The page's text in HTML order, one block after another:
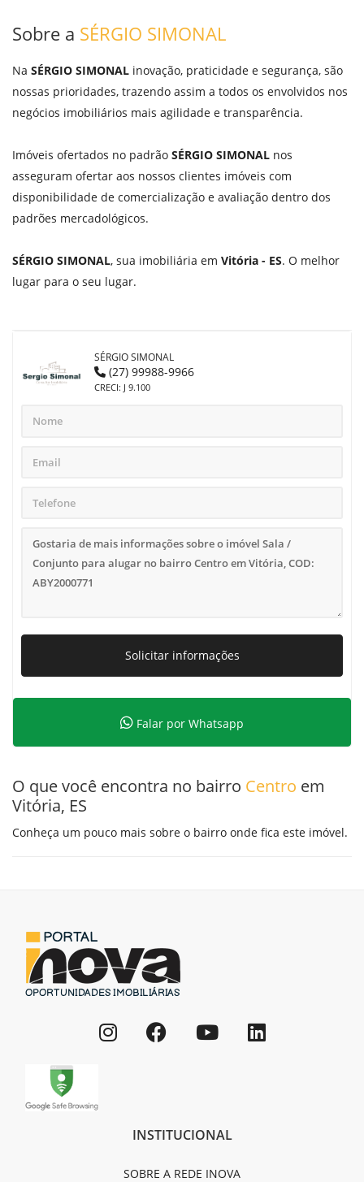
Sobre a SÉRGIO SIMONAL
Na SÉRGIO SIMONAL inovação, praticidade e segurança, são
nossas prioridades, trazendo assim a todos os envolvidos nos
negócios imobiliários mais agilidade e transparência.
Imóveis ofertados no padrão SÉRGIO SIMONAL nos
asseguram ofertar aos nossos clientes imóveis com
disponibilidade de comercialização e avaliação dentro dos
padrões mercadológicos.
SÉRGIO SIMONAL, sua imobiliária em Vitória - ES. O melhor
lugar para o seu lugar.
SÉRGIO SIMONAL
(27) 99988-9966
CRECI: J 9.100
Solicitar informações
Falar por Whatsapp
O que você encontra no bairro Centro em
Vitória, ES
Conheça um pouco mais sobre o bairro onde fica este imóvel.
INSTITUCIONAL
SOBRE A REDE INOVA